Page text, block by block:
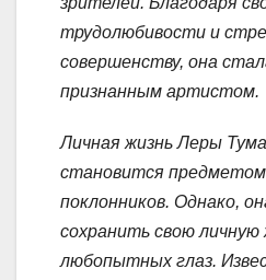
трудолюбивости и
совершенству, она
признанным артистом.
Личная жизнь Леры
становится предметом
поклонников. Однако,
сохранить свою
любопытных глаз.